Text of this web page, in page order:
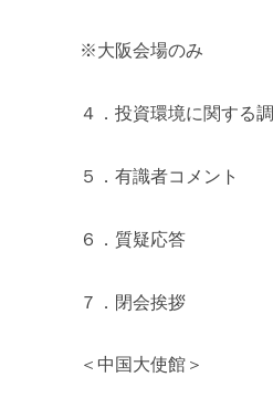
※大阪会場のみ
４．投資環境に関する
５．有識者コメント
６．質疑応答
７．閉会挨拶
＜中国大使館＞